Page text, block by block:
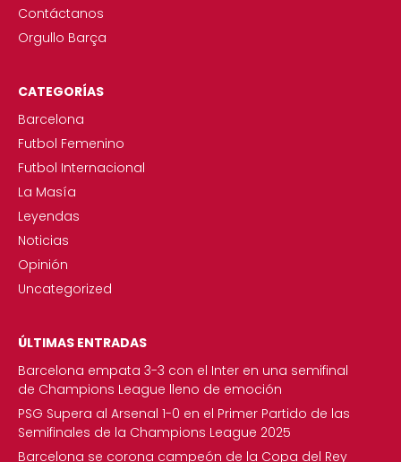
Contáctanos
Orgullo Barça
CATEGORÍAS
Barcelona
Futbol Femenino
Futbol Internacional
La Masía
Leyendas
Noticias
Opinión
Uncategorized
ÚLTIMAS ENTRADAS
Barcelona empata 3-3 con el Inter en una semifinal
de Champions League lleno de emoción
PSG Supera al Arsenal 1-0 en el Primer Partido de las
Semifinales de la Champions League 2025
Barcelona se corona campeón de la Copa del Rey